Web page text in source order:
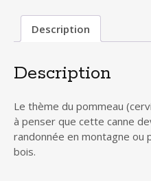
Description
Description
Le thème du pommeau
à penser que cette canne
randonnée en montagne ou
bois.